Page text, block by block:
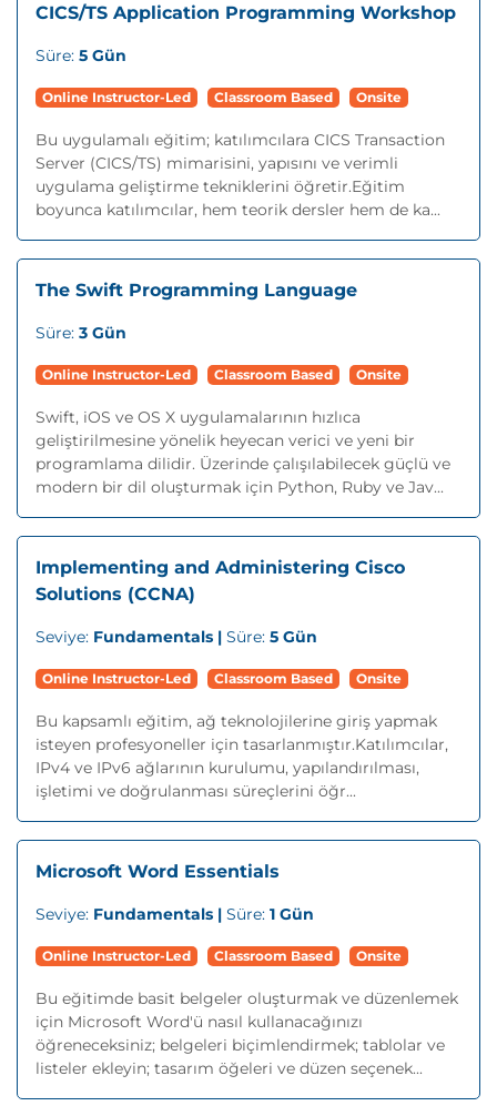
CICS/TS Application Programming Workshop
Süre: 5 Gün
Online Instructor-Led Classroom Based Onsite
Bu uygulamalı eğitim; katılımcılara CICS Transaction
Server (CICS/TS) mimarisini, yapısını ve verimli
uygulama geliştirme tekniklerini öğretir.Eğitim
boyunca katılımcılar, hem teorik dersler hem de ka...
The Swift Programming Language
Süre: 3 Gün
Online Instructor-Led Classroom Based Onsite
Swift, iOS ve OS X uygulamalarının hızlıca
geliştirilmesine yönelik heyecan verici ve yeni bir
programlama dilidir. Üzerinde çalışılabilecek güçlü ve
modern bir dil oluşturmak için Python, Ruby ve Jav...
Implementing and Administering Cisco
Solutions (CCNA)
Seviye: Fundamentals | Süre: 5 Gün
Online Instructor-Led Classroom Based Onsite
Bu kapsamlı eğitim, ağ teknolojilerine giriş yapmak
isteyen profesyoneller için tasarlanmıştır.Katılımcılar,
IPv4 ve IPv6 ağlarının kurulumu, yapılandırılması,
işletimi ve doğrulanması süreçlerini öğr...
Microsoft Word Essentials
Seviye: Fundamentals | Süre: 1 Gün
Online Instructor-Led Classroom Based Onsite
Bu eğitimde basit belgeler oluşturmak ve düzenlemek
için Microsoft Word'ü nasıl kullanacağınızı
öğreneceksiniz; belgeleri biçimlendirmek; tablolar ve
listeler ekleyin; tasarım öğeleri ve düzen seçenek...